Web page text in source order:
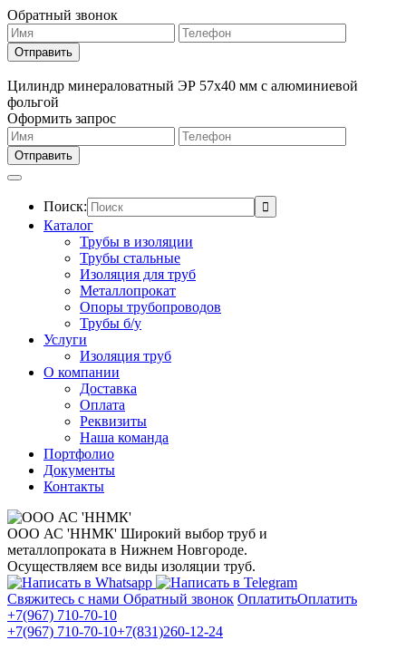
Обратный звонок
Цилиндр минераловатный ЭР 57х40 мм с алюминиевой
фольгой
Оформить запрос
Поиск:
Каталог
Трубы в изоляции
Трубы стальные
Изоляция для труб
Металлопрокат
Опоры трубопроводов
Трубы б/у
Услуги
Изоляция труб
О компании
Доставка
Оплата
Реквизиты
Наша команда
Портфолио
Документы
Контакты
ООО АС 'ННМК' Широкий выбор труб и
металлопроката в Нижнем Новгороде.
Осуществляем все виды изоляции труб.
Свяжитесь с нами Обратный звонок ОплатитьОплатить
+7(967) 710-70-10
+7(967) 710-70-10+7(831)260-12-24